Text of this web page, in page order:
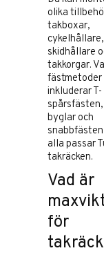
olika
takboxar,
cykelhållare,
skidhållare
takkorgar.
fästmetoder
inkluderar T-
byglar och
alla passar
takräcken.
Vad är
för